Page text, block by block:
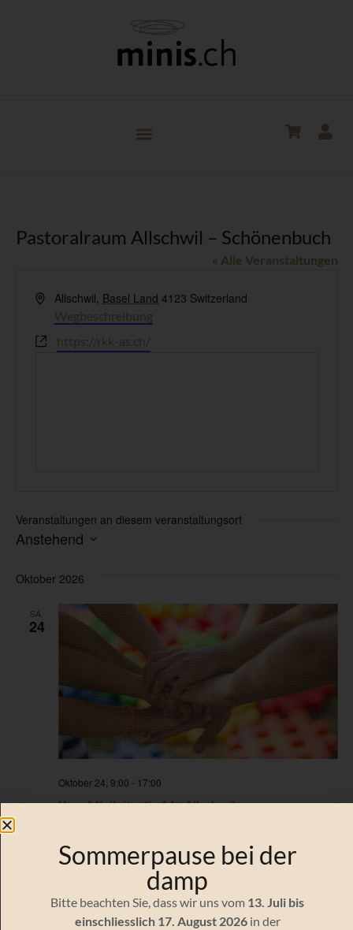
Pastoralraum Allschwil – Schönenbuch
« Alle Veranstaltungen
AdresseAllschwil, Basel Land 4123 Switzerland
Wegbeschreibung
Webseitehttps://rkk-as.ch/
Veranstaltungen an diesem veranstaltungsort
Anstehend
Oktober 2026
SA.
24
Kurs Minileiter*in 14+ Allschwil
Oktober 24, 9:00 - 17:00
VorherigeVeranstaltungenHeute Nächste
Sommerpause bei der
damp
Bitte beachten Sie, dass wir uns vom 13. Juli bis
einschliesslich 17. August 2026in der